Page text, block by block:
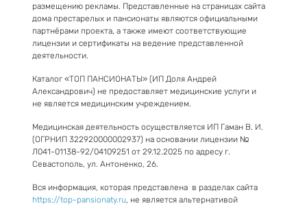
размещению рекламы. Представленные на страницах сайта
дома престарелых и пансионаты являются официальными
партнёрами проекта, а также имеют соответствующие
лицензии и сертификаты на ведение представленной
деятельности.
Каталог «ТОП ПАНСИОНАТЫ» (ИП Доля Андрей
Александрович) не предоставляет медицинские услуги и
не является медицинским учреждением.
Медицинская деятельность осуществляется ИП Гаман В. И.
(ОГРНИП 322920000002937) на основании лицензии №
Л041-01138-92/04109251 от 29.12.2025 по адресу г.
Севастополь, ул. Антоненко, 26.
Вся информация, которая представлена в разделах сайта
https://top-pansionaty.ru, не является альтернативой